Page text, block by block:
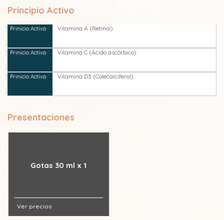
Principio Activo
Vitamina A (Retinol)
Vitamina C (Ácido ascórbico)
Vitamina D3 (Colecalciferol)
Presentaciones
Gotas 30 ml x 1
Ver precios